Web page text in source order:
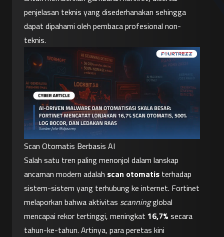
penjelasan teknis yang disederhanakan sehingga
dapat dipahami oleh pembaca profesional non-
teknis.
Scan Otomatis Berbasis AI
Salah satu tren paling menonjol dalam lanskap
ancaman modern adalah scan otomatis terhadap
sistem-sistem yang terhubung ke internet. Fortinet
melaporkan bahwa aktivitas scanning global
mencapai rekor tertinggi, meningkat 16,7% secara
tahun-ke-tahun. Artinya, para peretas kini